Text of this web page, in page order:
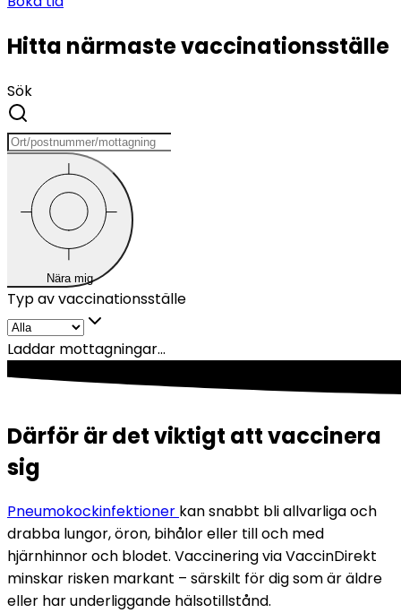
Hitta närmaste vaccinationsställe
Sök
Nära mig
Typ av vaccinationsställe
Laddar mottagningar...
Därför är det viktigt att vaccinera
sig
Pneumokockinfektioner kan snabbt bli allvarliga och
drabba lungor, öron, bihålor eller till och med
hjärnhinnor och blodet. Vaccinering via VaccinDirekt
minskar risken markant – särskilt för dig som är äldre
eller har underliggande hälsotillstånd.